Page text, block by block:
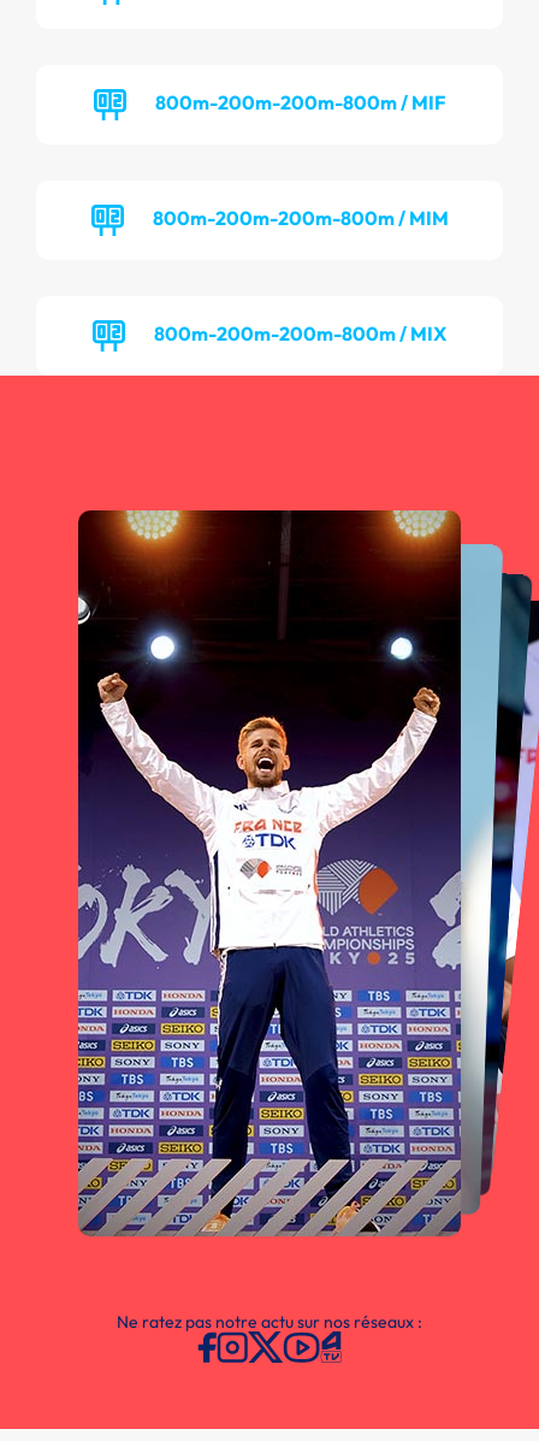
800m-200m-200m-800m / MIF
800m-200m-200m-800m / MIM
800m-200m-200m-800m / MIX
Ne ratez pas notre actu sur nos réseaux :